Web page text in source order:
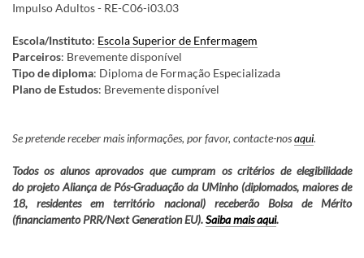
Impulso Adultos - RE-C06-i03.03
Escola/Instituto: Escola Superior de Enfermagem
Parceiros: Brevemente disponível
Tipo de diploma: Diploma de Formação Especializada
Plano de Estudos: Brevemente disponível
Se pretende receber mais informações, por favor, contacte-nosaqui.
Todos os alunos aprovados que cumpram os critérios de elegibilidade
do projeto Aliança de Pós-Graduação da UMinho (diplomados, maiores de
18, residentes em território nacional) receberão Bolsa de Mérito
(financiamento PRR/Next Generation EU).Saiba mais aqui.